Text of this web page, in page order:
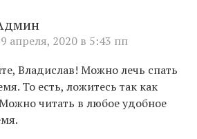
апреля, 2020 в 5:43 пп
Владислав! Можно лечь спать
То есть, ложитесь так как
читать в любое удобное